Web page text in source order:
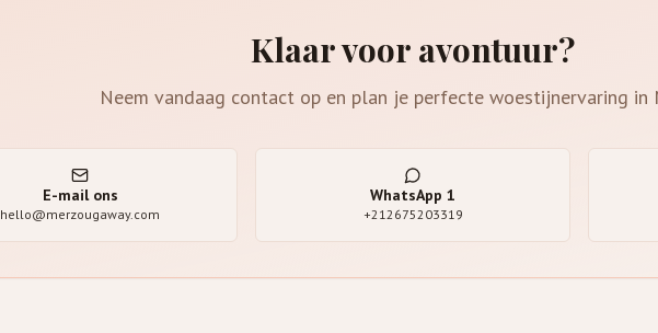
Klaar voor avontuur?
Neem vandaag contact op en plan je perfecte woestijnervaring in
E-mail ons
hello@merzougaway.com
WhatsApp 1
+212675203319